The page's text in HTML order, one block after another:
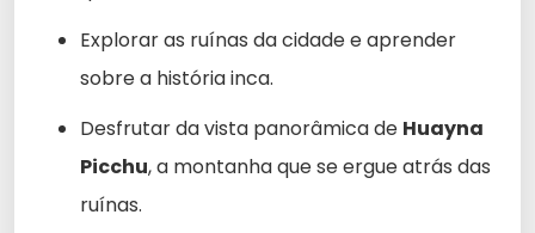
Explorar as ruínas da cidade e aprender
sobre a história inca.
Desfrutar da vista panorâmica de Huayna
Picchu, a montanha que se ergue atrás das
ruínas.